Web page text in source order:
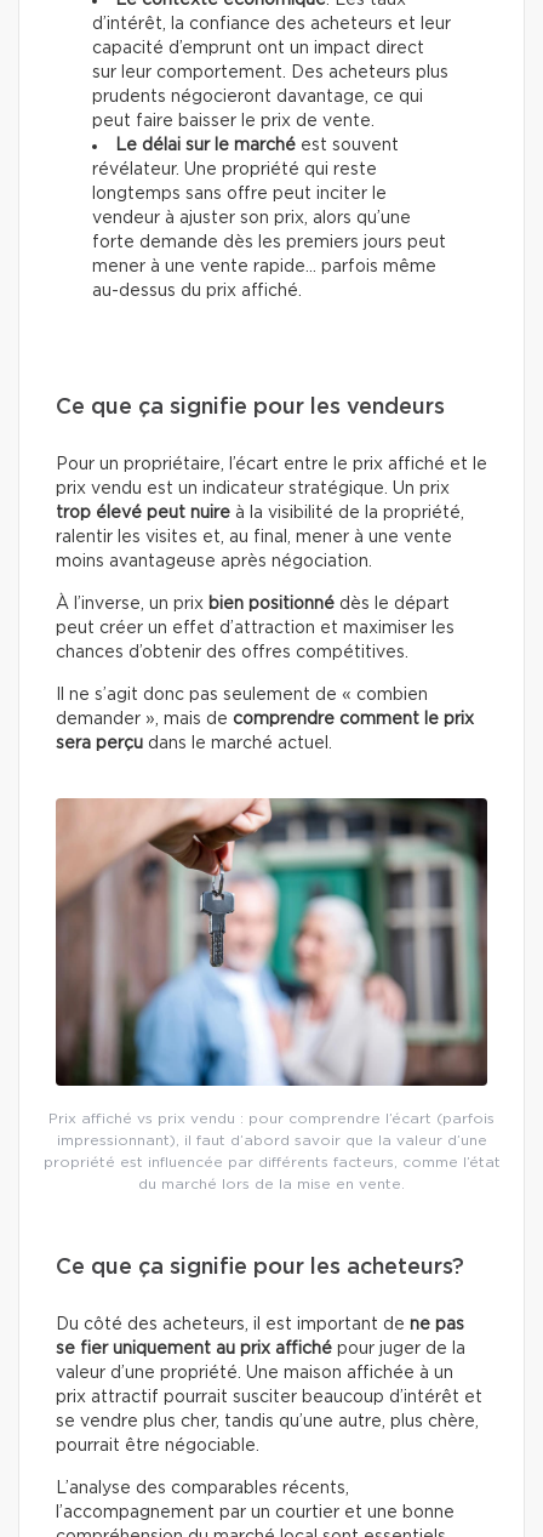
d’intérêt, la confiance des acheteurs et leur
capacité d’emprunt ont un impact direct
sur leur comportement. Des acheteurs plus
prudents négocieront davantage, ce qui
peut faire baisser le prix de vente.
Le délai sur le marché est souvent
révélateur. Une propriété qui reste
longtemps sans offre peut inciter le
vendeur à ajuster son prix, alors qu’une
forte demande dès les premiers jours peut
mener à une vente rapide… parfois même
au-dessus du prix affiché.
Ce que ça signifie pour les vendeurs
Pour un propriétaire, l’écart entre le prix affiché et le
prix vendu est un indicateur stratégique. Un prix
trop élevé peut nuire à la visibilité de la propriété,
ralentir les visites et, au final, mener à une vente
moins avantageuse après négociation.
À l’inverse, un prix bien positionné dès le départ
peut créer un effet d’attraction et maximiser les
chances d’obtenir des offres compétitives.
Il ne s’agit donc pas seulement de « combien
demander », mais de comprendre comment le prix
sera perçu dans le marché actuel.
Prix affiché vs prix vendu : pour comprendre l’écart (parfois
impressionnant), il faut d’abord savoir que la valeur d’une
propriété est influencée par différents facteurs, comme l’état
du marché lors de la mise en vente.
Ce que ça signifie pour les acheteurs?
Du côté des acheteurs, il est important de ne pas
se fier uniquement au prix affiché pour juger de la
valeur d’une propriété. Une maison affichée à un
prix attractif pourrait susciter beaucoup d’intérêt et
se vendre plus cher, tandis qu’une autre, plus chère,
pourrait être négociable.
L’analyse des comparables récents,
l’accompagnement par un courtier et une bonne